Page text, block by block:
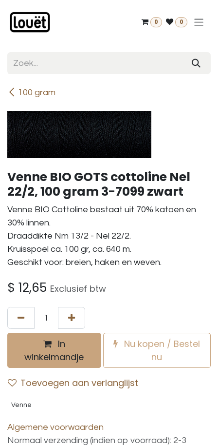
0 0
100 gram
Venne BIO GOTS cottoline Nel
22/2, 100 gram 3-7099 zwart
Venne BIO Cottoline bestaat uit 70% katoen en
30% linnen.
Draaddikte Nm 13/2 - Nel 22/2.
Kruisspoel ca. 100 gr, ca. 640 m.
Geschikt voor: breien, haken en weven.
$ 12,65 Exclusief btw
In
winkelmandje
Nu kopen / Bestel
nu
Toevoegen aan verlanglijst
Venne
Algemene voorwaarden
Normaal verzending (indien op voorraad): 2-3